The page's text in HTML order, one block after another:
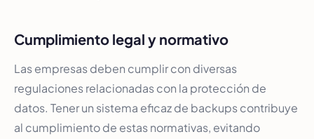
Cumplimiento legal y normativo
Las empresas deben cumplir con diversas
regulaciones relacionadas con la protección de
datos. Tener un sistema eficaz de backups contribuye
al cumplimiento de estas normativas, evitando